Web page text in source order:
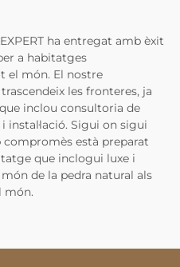
ha entregat amb èxit
a habitatges
el món. El nostre
les fronteres, ja
inclou consultoria de
instal·lació. Sigui on sigui
està preparat
que inclogui luxe i
de la pedra natural als
món.